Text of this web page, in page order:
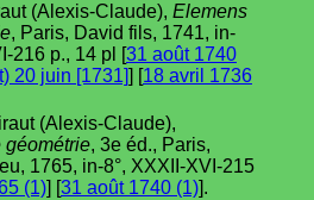
(Alexis-Claude), Elemens
, Paris, David fils, 1741, in-
216 p., 14 pl [31 août 1740
20 juin [1731]] [18 avril 1736
(Alexis-Claude),
géométrie, 3e éd., Paris,
1765, in-8°, XXXII-XVI-215
(1) 31 août 1740 (1) ].